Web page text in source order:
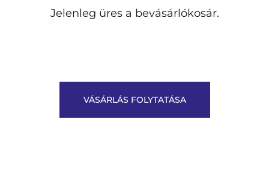
Jelenleg üres a bevásárlókosár.
VÁSÁRLÁS FOLYTATÁSA